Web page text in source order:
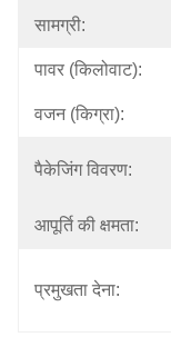
सामग्री:
पावर (किलोवाट):
वजन (किग्रा):
पैकेजिंग विवरण:
आपूर्ति की क्षमता:
प्रमुखता देना: